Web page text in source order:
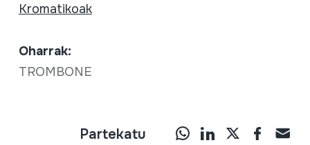
Kromatikoak
Oharrak:
TROMBONE
Partekatu